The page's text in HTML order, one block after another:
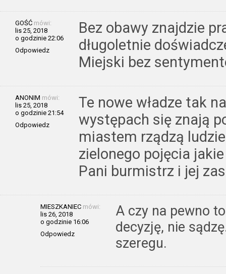
GOŚĆ mówi:
lis 25, 2018
o godzinie 22:06
Odpowiedz
Bez obawy znajdzie
długoletnie
Miejski bez
ANONIM mówi:
lis 25, 2018
o godzinie 21:54
Odpowiedz
Te nowe władze tak
występach się znają
miastem rządzą
zielonego pojęcia
Pani burmistrz i jej
MIESZKANIEC mówi:
lis 26, 2018
o godzinie 16:06
Odpowiedz
A czy na pewno
decyzję, nie
szeregu.